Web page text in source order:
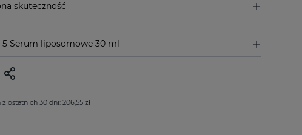
skuteczność
5 Serum liposomowe 30 ml
ostatnich 30 dni: 206,55 zł